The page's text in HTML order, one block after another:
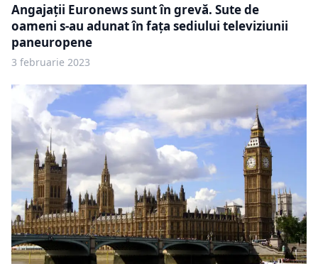
Angajații Euronews sunt în grevă. Sute de
oameni s-au adunat în faţa sediului televiziunii
paneuropene
3 februarie 2023